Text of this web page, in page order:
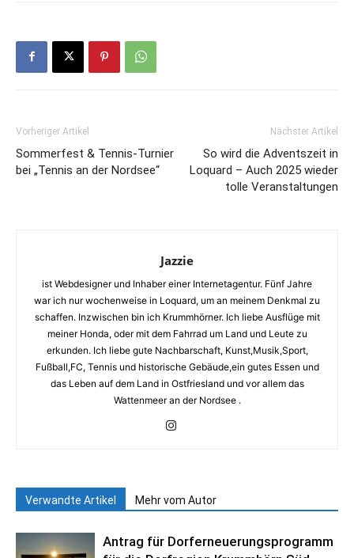
Vorheriger Artikel
Sommerfest & Tennis-Turnier
bei „Tennis an der Nordsee“
Nächster Artikel
So wird die Adventszeit in
Loquard – Auch 2025 wieder
tolle Veranstaltungen
Jazzie
ist Webdesigner und Inhaber einer Internetagentur. Fünf Jahre
war ich nur wochenweise in Loquard, um an meinem Denkmal zu
schaffen. Inzwischen bin ich Krummhörner. Ich liebe Ausflüge mit
meiner Honda, oder mit dem Fahrrad um Land und Leute zu
erkunden. Ich liebe gute Nachbarschaft, Kunst,Musik,Sport,
Fußball,FC, Tennis und historische Gebäude,ein gutes Essen und
das Leben auf dem Land in Ostfriesland und vor allem das
Wattenmeer an der Nordsee .
Verwandte Artikel Mehr vom Autor
Antrag für Dorferneuerungsprogramm